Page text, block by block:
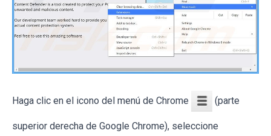
Haga clic en el icono del menú de Chrome (parte
superior derecha de Google Chrome), seleccione